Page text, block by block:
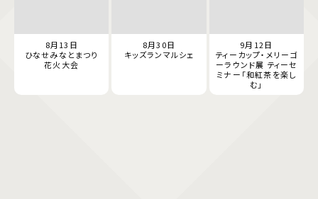
8月13日
ひなせみなとまつり
花火大会
8月30日
キッズランマルシェ
9月12日
ティーカップ・メリーゴ
ーラウンド展 ティーセ
ミナー「和紅茶を楽し
む」